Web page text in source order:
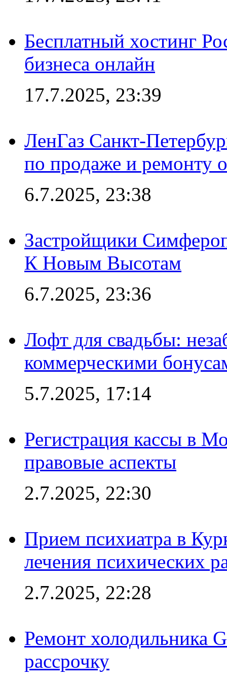
Бесплатный хостинг
бизнеса онлайн
17.7.2025, 23:39
ЛенГаз Санкт-
по продаже и ремонту
6.7.2025, 23:38
Застройщики
К Новым Высотам
6.7.2025, 23:36
Лофт для свадьбы:
коммерческими
5.7.2025, 17:14
Регистрация кассы в
правовые аспекты
2.7.2025, 22:30
Прием психиатра в
лечения психических
2.7.2025, 22:28
Ремонт холодильника
рассрочку